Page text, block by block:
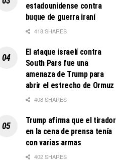
estadounidense contra
buque de guerra iraní
418 SHARES
El ataque israelí contra
South Pars fue una
amenaza de Trump para
abrir el estrecho de Ormuz
408 SHARES
Trump afirma que el tirador
en la cena de prensa tenía
con varias armas
402 SHARES